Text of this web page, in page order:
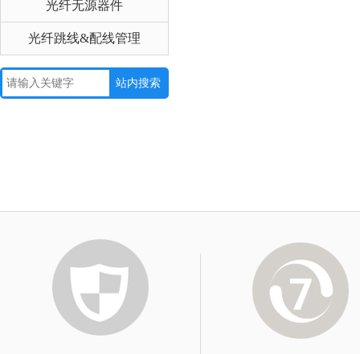
光纤无源器件
光纤跳线&配线管理